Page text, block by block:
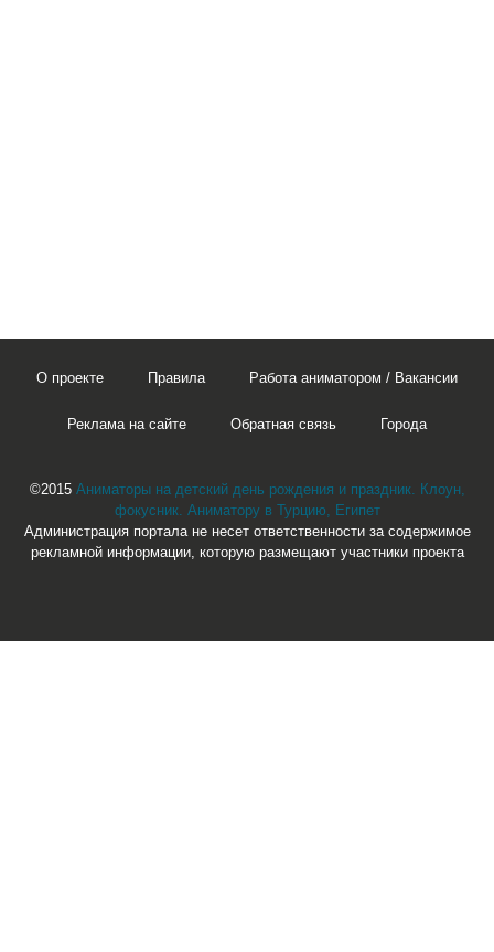
О проекте Правила Работа аниматором / Вакансии
Реклама на сайте Обратная связь Города
©2015 Аниматоры на детский день рождения и праздник. Клоун,
фокусник. Аниматору в Турцию, Египет
Администрация портала не несет ответственности за содержимое
рекламной информации, которую размещают участники проекта